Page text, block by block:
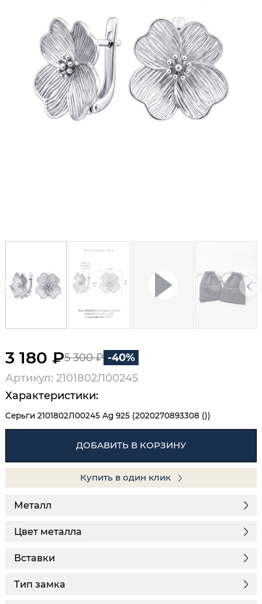
3 180 ₽5 300 ₽ -40%
Артикул: 2101802Л00245
Характеристики:
Серьги 2101802Л00245 Ag 925 (2020270893308 ())
ДОБАВИТЬ В КОРЗИНУ
Купить в один клик
Металл
Цвет металла
Вставки
Тип замка